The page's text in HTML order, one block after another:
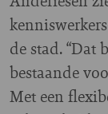
de stad. “Dat
bestaande
Met een